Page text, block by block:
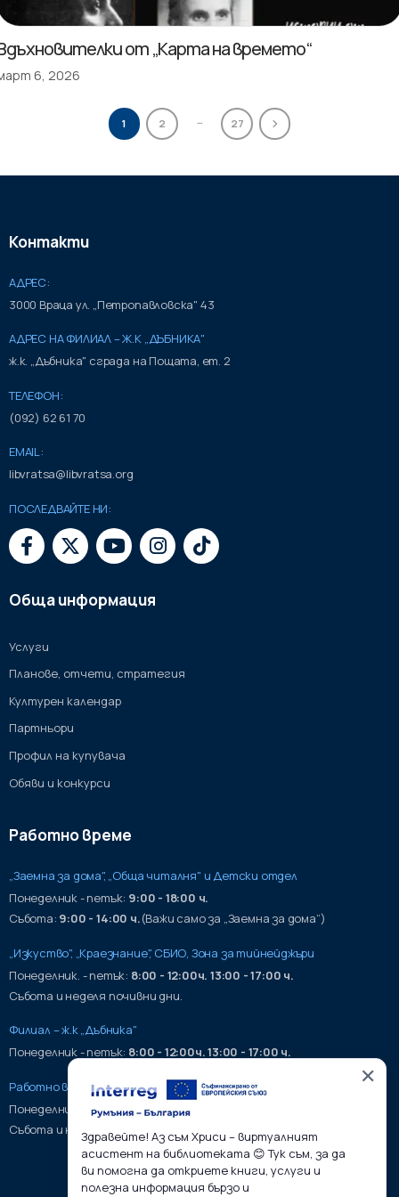
от „Карта на времето“
6, 2026
1 2 … 27
Контакти
АДРЕС:
3000 Враца ул. „Петропавловска" 43
АДРЕС НА ФИЛИАЛ – Ж.К „ДЪБНИКА"
ж.к. „Дъбника" сграда на Пощата, ет. 2
ТЕЛЕФОН:
(092) 62 61 70
EMAIL:
libvratsa@libvratsa.org
ПОСЛЕДВАЙТЕ НИ:
Обща информация
Услуги
Планове, отчети, стратегия
Културен календар
Партньори
Профил на купувача
Обяви и конкурси
Работно време
„Заемна за дома", „Обща читалня" и Детски отдел
Понеделник - петък: 9:00 - 18:00 ч.
Събота: 9:00 - 14:00 ч.(Важи само за „Заемна за дома“)
„Изкуство", „Краезнание", СБИО, Зона за тийнейджъри
Понеделник. - петък: 8:00 - 12:00ч. 13:00 - 17:00 ч.
Събота и неделя почивни дни.
Филиал – ж.к „Дъбника"
Понеделник - петък: 8:00 - 12:00ч. 13:00 - 17:00 ч.
Работно време на хранилища:
Понеделник - петък:9:00 - 17:00ч.
Събота и неделя почивни дни.
✕
Здравейте! Аз съм Хриси – виртуалният
асистент на библиотеката 😊 Тук съм, за да
ви помогна да откриете книги, услуги и
полезна информация бързо и